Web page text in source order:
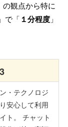
の観点から特に
で「１分程度 」